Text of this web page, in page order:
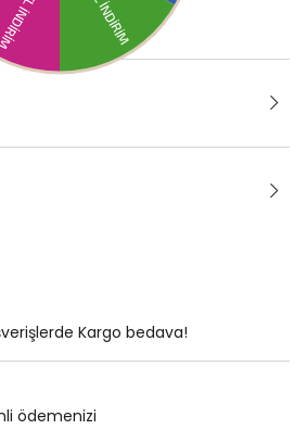
Kargo bedava!
ödemenizi